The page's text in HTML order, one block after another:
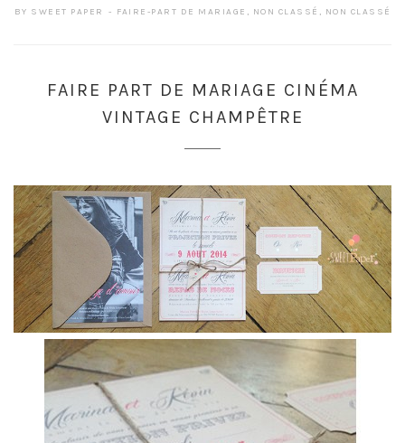
BY SWEET PAPER FAIRE-PART DE MARIAGE , NON CLASSÉ , NON CLASSÉ
FAIRE PART DE MARIAGE CINÉMA
VINTAGE CHAMPÊTRE